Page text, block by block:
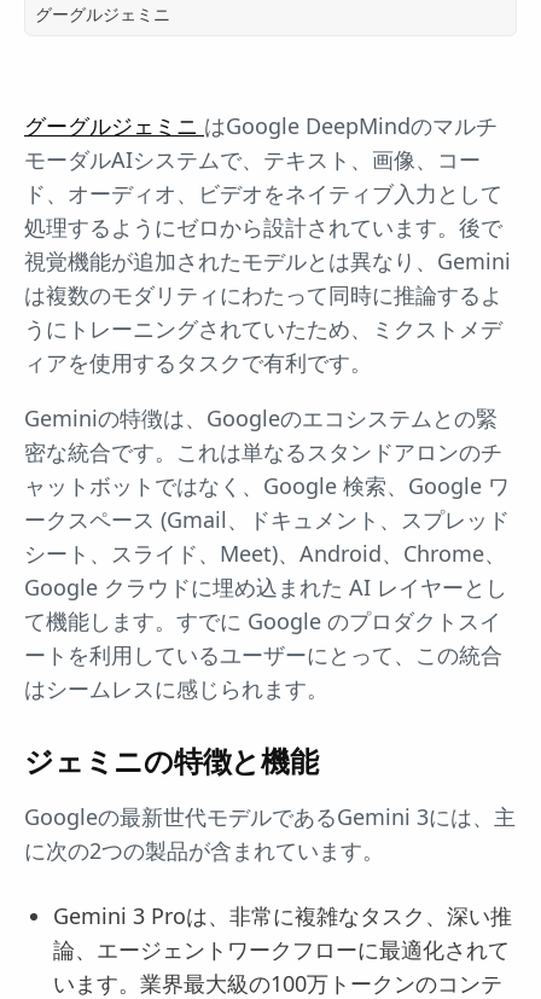
グーグルジェミニ
グーグルジェミニ はGoogle DeepMindのマルチ
モーダルAIシステムで、テキスト、画像、コー
ド、オーディオ、ビデオをネイティブ入力として
処理するようにゼロから設計されています。後で
視覚機能が追加されたモデルとは異なり、Gemini
は複数のモダリティにわたって同時に推論するよ
うにトレーニングされていたため、ミクストメデ
ィアを使用するタスクで有利です。
Geminiの特徴は、Googleのエコシステムとの緊
密な統合です。これは単なるスタンドアロンのチ
ャットボットではなく、Google 検索、Google ワ
ークスペース (Gmail、ドキュメント、スプレッド
シート、スライド、Meet)、Android、Chrome、
Google クラウドに埋め込まれた AI レイヤーとし
て機能します。すでに Google のプロダクトスイ
ートを利用しているユーザーにとって、この統合
はシームレスに感じられます。
ジェミニの特徴と機能
Googleの最新世代モデルであるGemini 3には、主
に次の2つの製品が含まれています。
Gemini 3 Proは、非常に複雑なタスク、深い推
論、エージェントワークフローに最適化されて
います。業界最大級の100万トークンのコンテ